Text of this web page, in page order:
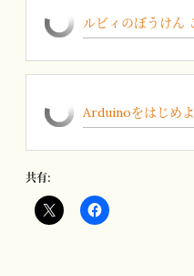
ルビィのぼうけん
Arduinoをはじめ
共有: